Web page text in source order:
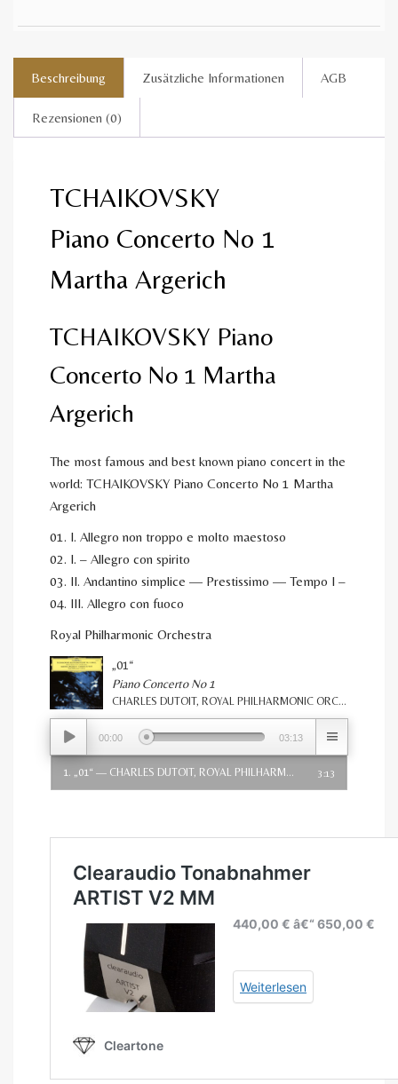
Beschreibung Zusätzliche Informationen AGB
Rezensionen (0)
TCHAIKOVSKY
Piano Concerto No 1
Martha Argerich
TCHAIKOVSKY Piano
Concerto No 1 Martha
Argerich
The most famous and best known piano concert in the
world: TCHAIKOVSKY Piano Concerto No 1 Martha
Argerich
01. I. Allegro non troppo e molto maestoso
02. I. – Allegro con spirito
03. II. Andantino simplice — Prestissimo — Tempo I –
04. III. Allegro con fuoco
Royal Philharmonic Orchestra
„01“
Piano Concerto No 1
CHARLES DUTOIT, ROYAL PHILHARMONIC ORCHESTRA
Player
00:00 03:13
1. „01“ — CHARLES DUTOIT, ROYAL PHILHARMONIC ORCHESTRA 3:13